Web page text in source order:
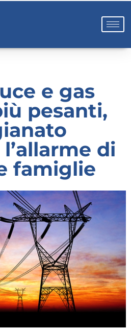
e gas
pesanti,
di
famiglie